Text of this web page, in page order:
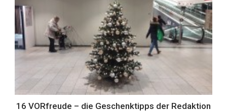
16 VORfreude – die Geschenktipps der Redaktion